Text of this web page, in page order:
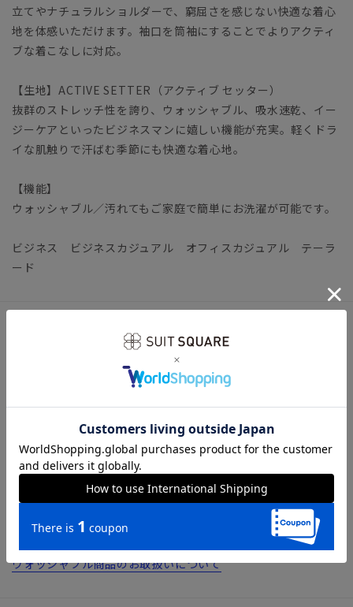
立てやナチュラルショルダーで、窮屈さを感じない快適な着心
地を体感いただけます。袖口を筒袖にすることでよりアクティ
ブな着こなしに対応。
【生地】ACTIVE SETTER（アクティブ セッター）
抜群のストレッチ性を誇り、ウォッシャブル、吸水速乾、イー
ジーケアといったビジネスマンに嬉しい機能が充実。軽くドラ
イな肌触りで汗ばむ季節にも快適な着心地。
【機能】
ウォッシャブル／汚れてもご家庭で簡単にお洗濯が可能です。
ビジネス ビジネスカジュアル オフィスカジュアル テーラ
ード
＊セット着用可（パンツは別売りとなります。）
【仕様】シングルブレスト／2つボタン／背抜き仕立て／筒袖
／サイドベンツ
【モデル】CR02-V
※モデルにより仕上がりサイズが異なります。下記のサイズ詳
細を必ずご確認下さい。
【洗濯表示】ドライクリーニング・家庭洗濯可《洗濯機可（ネ
ウォッシャブル商品のお取扱いについて